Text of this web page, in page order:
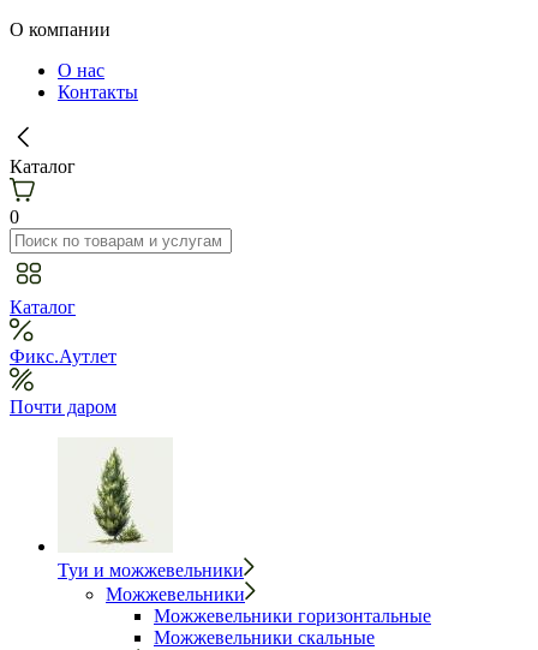
О компании
О нас
Контакты
Каталог
0
Каталог
Фикс.Аутлет
Почти даром
Туи и можжевельники
Можжевельники
Можжевельники горизонтальные
Можжевельники скальные